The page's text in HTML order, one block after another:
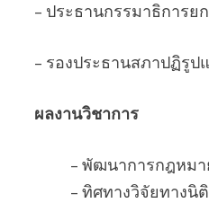
– ประธานกรรมาธิการ
– รองประธานสภาปฏิรู
ผลงานวิชาการ
– พัฒนาการกฎหมายป่
– ทิศทางวิจัยทางนิติ